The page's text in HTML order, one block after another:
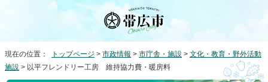
現在の位置： トップページ > 市政情報 > 市庁舎・施設 > 文化・教育・野外活動
施設 > 以平フレンドリー工房 維持協力費・暖房料